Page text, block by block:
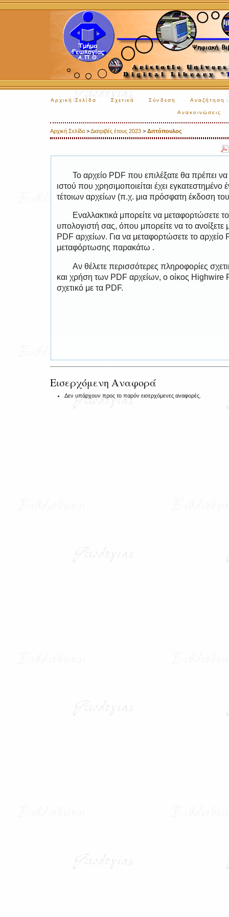
Αρχική Σελίδα Σχετικά Σύνδεση Αναζήτηση
Ανακοινώσεις
Αρχική Σελίδα >Διατριβές έτους 2023 > Διττόπουλος
Το αρχείο PDF που επιλέξατε θα πρέπει
ιστού που χρησιμοποιείται έχει
τέτοιων αρχείων (π.χ. μια πρόσφατη έκδοση
Εναλλακτικά μπορείτε να μεταφορτώσετε
υπολογιστή σας, όπου μπορείτε να το
PDF αρχείων. Για να μεταφορτώσετε το
μεταφόρτωσης παρακάτω .
Αν θέλετε περισσότερες πληροφορίες
και χρήση των PDF αρχείων, ο οίκος Highwire
σχετικό με τα PDF.
Εισερχόμενη Αναφορά
Δεν υπάρχουν προς το παρόν εισερχόμενες αναφορές.